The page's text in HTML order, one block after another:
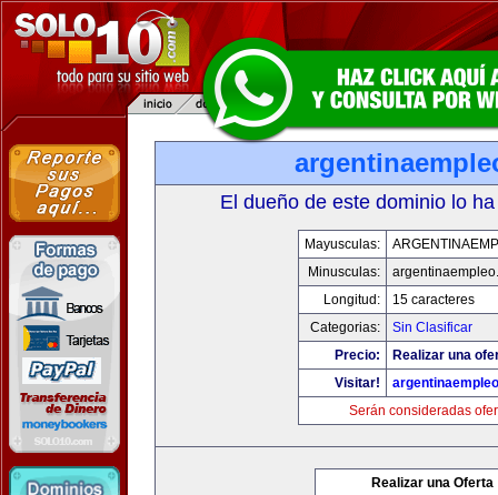
El dueño de este dominio lo
Mayusculas:
Minusculas:
Longitud:
15 caracteres
Categorias:
Sin Clasificar
Precio:
Realizar una
Visitar!
Serán consideradas
Realizar una Oferta